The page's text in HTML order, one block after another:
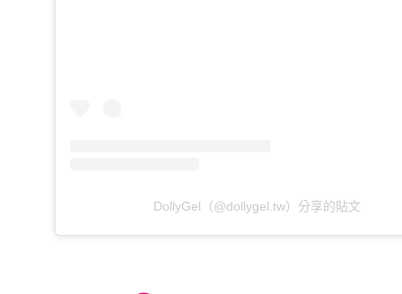
DollyGel（@dollygel.tw）分享的貼文